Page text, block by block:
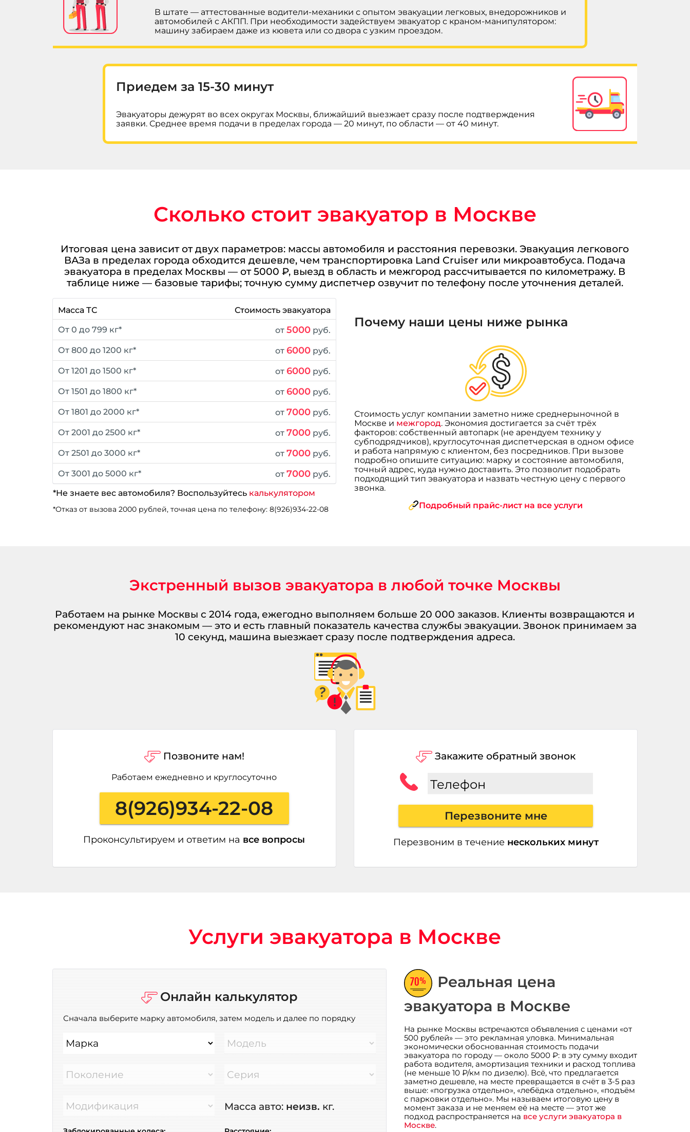
В штате — аттестованные водители-механики с опытом эвакуации легковых, внедорожников и
автомобилей с АКПП. При необходимости задействуем эвакуатор с краном-манипулятором:
машину забираем даже из кювета или со двора с узким проездом.
Приедем за 15-30 минут
Эвакуаторы дежурят во всех округах Москвы, ближайший выезжает сразу после подтверждения
заявки. Среднее время подачи в пределах города — 20 минут, по области — от 40 минут.
Сколько стоит эвакуатор в Москве
Итоговая цена зависит от двух параметров: массы автомобиля и расстояния перевозки. Эвакуация легкового
ВАЗа в пределах города обходится дешевле, чем транспортировка Land Cruiser или микроавтобуса. Подача
эвакуатора в пределах Москвы — от 5000 ₽, выезд в область и межгород рассчитывается по километражу. В
таблице ниже — базовые тарифы; точную сумму диспетчер озвучит по телефону после уточнения деталей.
Масса ТС
Стоимость эвакуатора
От 0 до 799 кг*
от 5000руб.
От 800 до 1200 кг* от 6000руб.
От 1201 до 1500 кг* от 6000руб.
От 1501 до 1800 кг* от 6000руб.
От 1801 до 2000 кг* от 7000руб.
От 2001 до 2500 кг* от 7000руб.
От 2501 до 3000 кг* от 7000руб.
От 3001 до 5000 кг* от 7000руб.
*Не знаете вес автомобиля? Воспользуйтесь калькулятором
*Отказ от вызова 2000 рублей, точная цена по телефону: 8(926)934-22-08
Почему наши цены ниже рынка
Стоимость услуг компании заметно ниже среднерыночной в
Москве и межгород. Экономия достигается за счёт трёх
факторов: собственный автопарк (не арендуем технику у
субподрядчиков), круглосуточная диспетчерская в одном офисе
и работа напрямую с клиентом, без посредников. При вызове
подробно опишите ситуацию: марку и состояние автомобиля,
точный адрес, куда нужно доставить. Это позволит подобрать
подходящий тип эвакуатора и назвать честную цену с первого
звонка.
Подробный прайс-лист на все услуги
Экстренный вызов эвакуатора в любой точке Москвы
Работаем на рынке Москвы с 2014 года, ежегодно выполняем больше 20 000 заказов. Клиенты возвращаются и
рекомендуют нас знакомым — это и есть главный показатель качества службы эвакуации. Звонок принимаем за
10 секунд, машина выезжает сразу после подтверждения адреса.
Позвоните нам!
Работаем ежедневно и круглосуточно
8(926)934-22-08
Проконсультируем и ответим на все вопросы
Закажите обратный звонок
Телефон
Перезвоните мне
Перезвоним в течение нескольких минут
Услуги эвакуатора в Москве
Онлайн калькулятор
Сначала выберите марку автомобиля, затем модель и далее по порядку
Марка Модель
Поколение Серия
Модификация Масса авто: неизв. кг.
Реальная цена
эвакуатора в Москве
На рынке Москвы встречаются объявления с ценами «от
500 рублей» — это рекламная уловка. Минимальная
экономически обоснованная стоимость подачи
эвакуатора по городу — около 5000 ₽: в эту сумму входит
работа водителя, амортизация техники и расход топлива
(не меньше 10 ₽/км по дизелю). Всё, что предлагается
заметно дешевле, на месте превращается в счёт в 3-5 раз
выше: «погрузка отдельно», «лебёдка отдельно», «подъём
с парковки отдельно». Мы называем итоговую цену в
момент заказа и не меняем её на месте — этот же
подход распространяется на все услуги эвакуатора в
Москве.